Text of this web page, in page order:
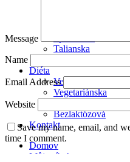
Talianska
Diéta
Vegánska
Vegetariánska
Bezlaktózová
Kontakt
Domov
Môj príbeh
Message
Name
Email Address
Website
Save my name, email, and
time I comment.